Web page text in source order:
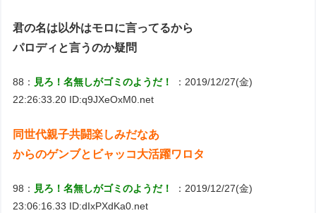
君の名は以外はモロに言ってるから
パロディと言うのか疑問
88： 見ろ！名無しがゴミのようだ！
：2019/12/27(金)
22:26:33.20 ID:q9JXeOxM0.net
同世代親子共闘楽しみだなあ
からのゲンブとビャッコ大活躍ワロタ
98： 見ろ！名無しがゴミのようだ！
：2019/12/27(金)
23:06:16.33 ID:dIxPXdKa0.net